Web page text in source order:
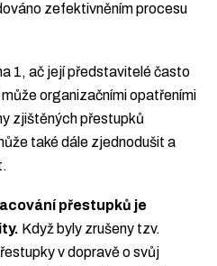
zefektivněním procesu
1, ač její představitelé často
organizačními opatřeními
zjištěných přestupků
také dále zjednodušit a
přestupků je
Když byly zrušeny tzv.
v dopravě o svůj